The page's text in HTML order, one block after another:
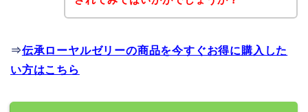
⇒伝承ローヤルゼリーの商品を今すぐお得に購入した
い方はこちら